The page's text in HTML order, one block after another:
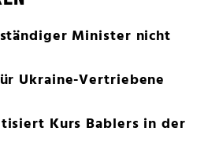
Minister nicht
Ukraine-Vertriebene
Kurs Bablers in der